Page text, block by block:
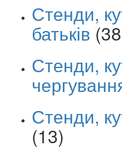
Стенди,
батьків
Стенди,
Стенди,
(13)